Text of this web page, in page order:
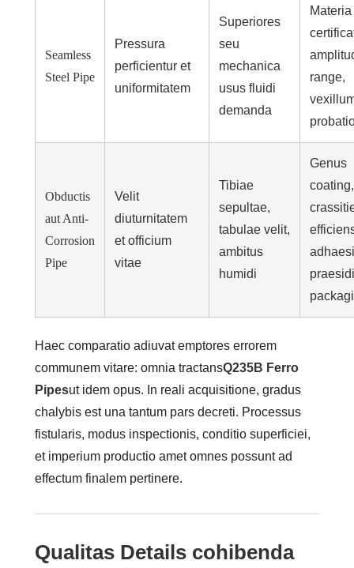
Seamless
Steel Pipe
Pressura
perficientur et
uniformitatem
Superiores
seu
mechanica
usus fluidi
demanda
Materia
range,
Obductis
aut Anti-
Corrosion
Pipe
Velit
diuturnitatem
et officium
vitae
Tibiae
sepultae,
tabulae velit,
ambitus
humidi
Genus
coating,
Haec comparatio adiuvat emptores errorem
communem vitare: omnia tractansQ235B Ferro
Pipesut idem opus. In reali acquisitione, gradus
chalybis est una tantum pars decreti. Processus
fistularis, modus inspectionis, conditio superficiei,
et imperium productio amet omnes possunt ad
effectum finalem pertinere.
Qualitas Details cohibenda